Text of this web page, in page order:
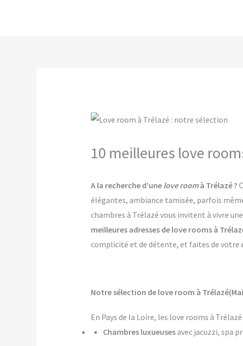
10 meilleures love
A la recherche d’une love roomà Trélazé ?
élégantes, ambiance tamisée, parfois
chambres à Trélazé vous invitent à vivre
meilleures adresses de love rooms à
complicité et de détente, et faites de votre
Notre sélection de love room à
En Pays de la Loire, les love rooms à
Chambres luxueusesavec jacuzzi, spa